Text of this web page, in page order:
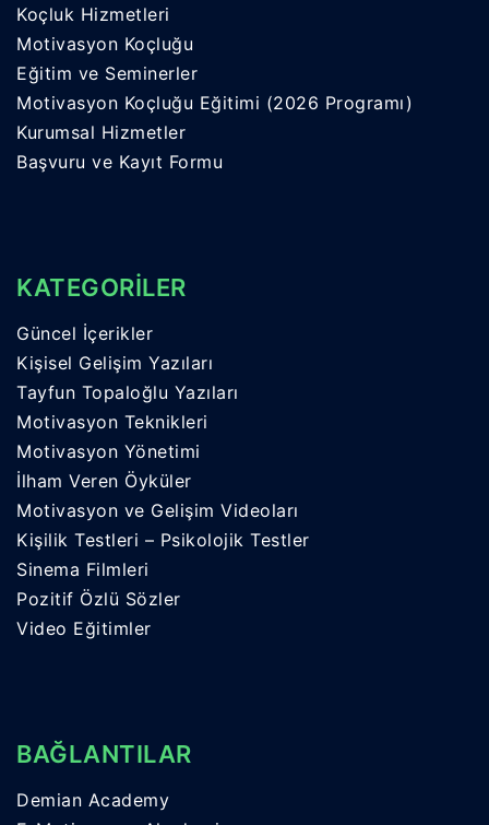
Koçluk Hizmetleri
Motivasyon Koçluğu
Eğitim ve Seminerler
Motivasyon Koçluğu Eğitimi (2026 Programı)
Kurumsal Hizmetler
Başvuru ve Kayıt Formu
KATEGORİLER
Güncel İçerikler
Kişisel Gelişim Yazıları
Tayfun Topaloğlu Yazıları
Motivasyon Teknikleri
Motivasyon Yönetimi
İlham Veren Öyküler
Motivasyon ve Gelişim Videoları
Kişilik Testleri – Psikolojik Testler
Sinema Filmleri
Pozitif Özlü Sözler
Video Eğitimler
BAĞLANTILAR
Demian Academy